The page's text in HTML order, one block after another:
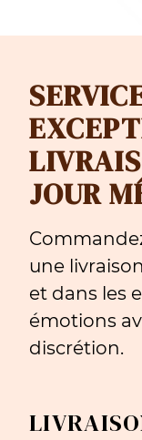
JOUR
une
et dans les
émotions
discrétion.